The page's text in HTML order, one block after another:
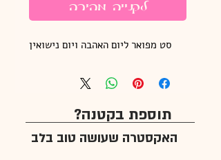
לקנייה מהירה
סט מפואר ליום האהבה ויום נישואין
תוספת בקטנה?
האקסטרה שעושה טוב בלב